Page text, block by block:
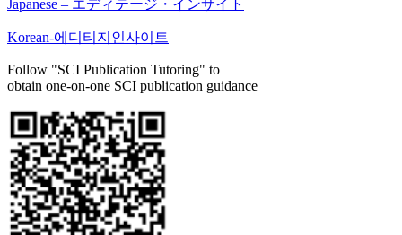
Japanese – エディテージ・インサイト
Korean-에디티지인사이트
Follow "SCI Publication Tutoring" to
obtain one-on-one SCI publication guidance